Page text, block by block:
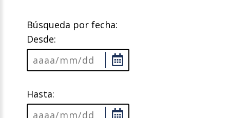
Búsqueda por fecha:
Desde:
Hasta: